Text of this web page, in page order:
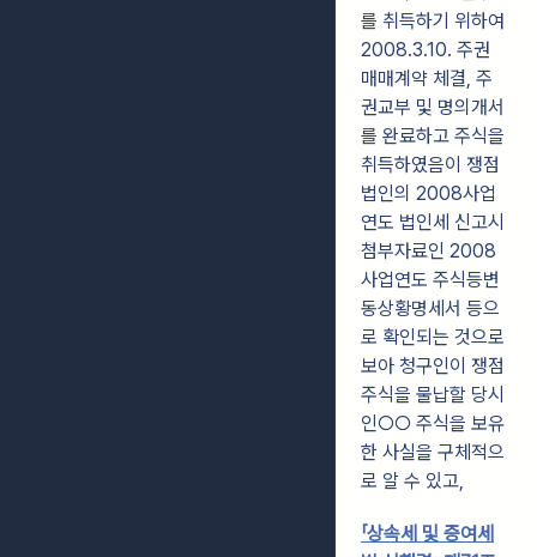
를 취득하기 위하여
2008.3.10. 주권
매매계약 체결, 주
권교부 및 명의개서
를 완료하고 주식을
취득하였음이 쟁점
법인의 2008사업
연도 법인세 신고시
첨부자료인 2008
사업연도 주식등변
동상황명세서 등으
로 확인되는 것으로
보아 청구인이 쟁점
주식을 물납할 당시
인○○ 주식을 보유
한 사실을 구체적으
로 알 수 있고,
「상속세 및 증여세